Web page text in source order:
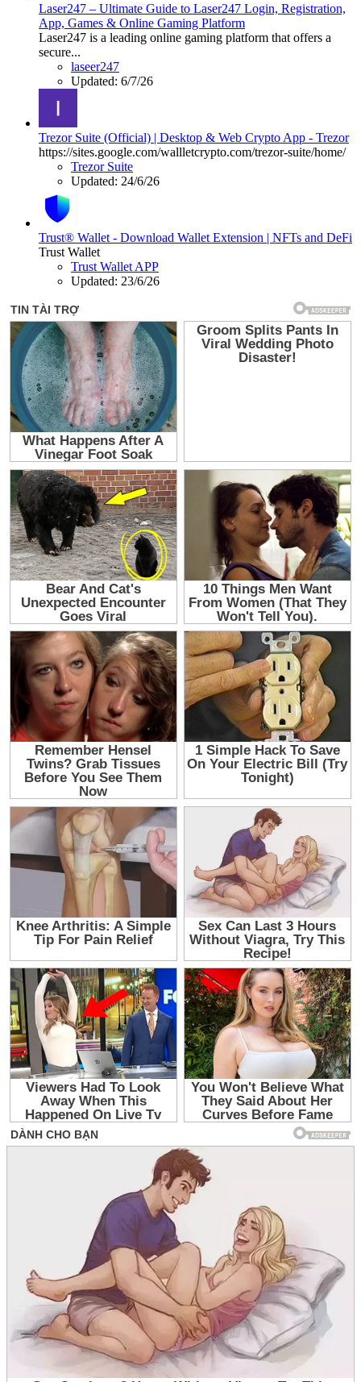
Laser247 – Ultimate Guide to Laser247 Login, Registration,
App, Games & Online Gaming Platform
Laser247 is a leading online gaming platform that offers a
secure...
laseer247
Updated: 6/7/26
Trezor Suite (Official) | Desktop & Web Crypto App - Trezor
https://sites.google.com/wallletcrypto.com/trezor-suite/home/
Trezor Suite
Updated: 24/6/26
Trust® Wallet - Download Wallet Extension | NFTs and DeFi
Trust Wallet
Trust Wallet APP
Updated: 23/6/26